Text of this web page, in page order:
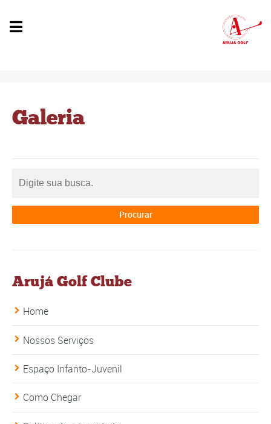
Galeria
Arujá Golf Clube
Home
Nossos Serviços
Espaço Infanto-Juvenil
Como Chegar